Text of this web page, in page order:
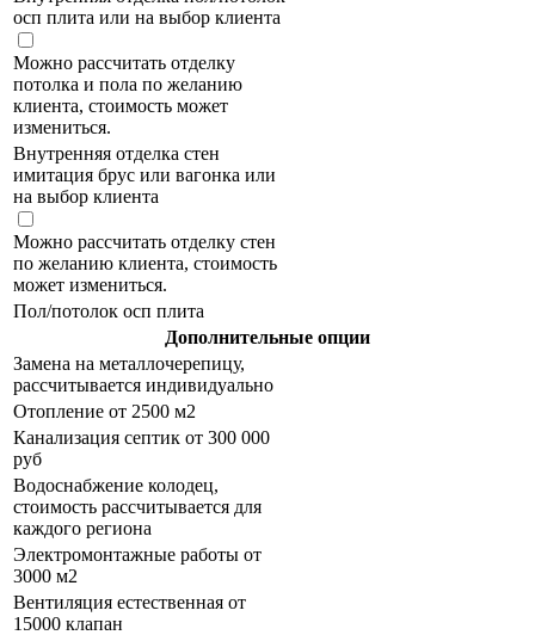
осп плита или на выбор клиента
Можно рассчитать отделку
потолка и пола по желанию
клиента, стоимость может
измениться.
Внутренняя отделка стен
имитация брус или вагонка или
на выбор клиента
Можно рассчитать отделку стен
по желанию клиента, стоимость
может измениться.
Пол/потолок осп плита
Дополнительные опции
Замена на металлочерепицу,
рассчитывается индивидуально
Отопление от 2500 м2
Канализация септик от 300 000
руб
Водоснабжение колодец,
стоимость рассчитывается для
каждого региона
Электромонтажные работы от
3000 м2
Вентиляция естественная от
15000 клапан